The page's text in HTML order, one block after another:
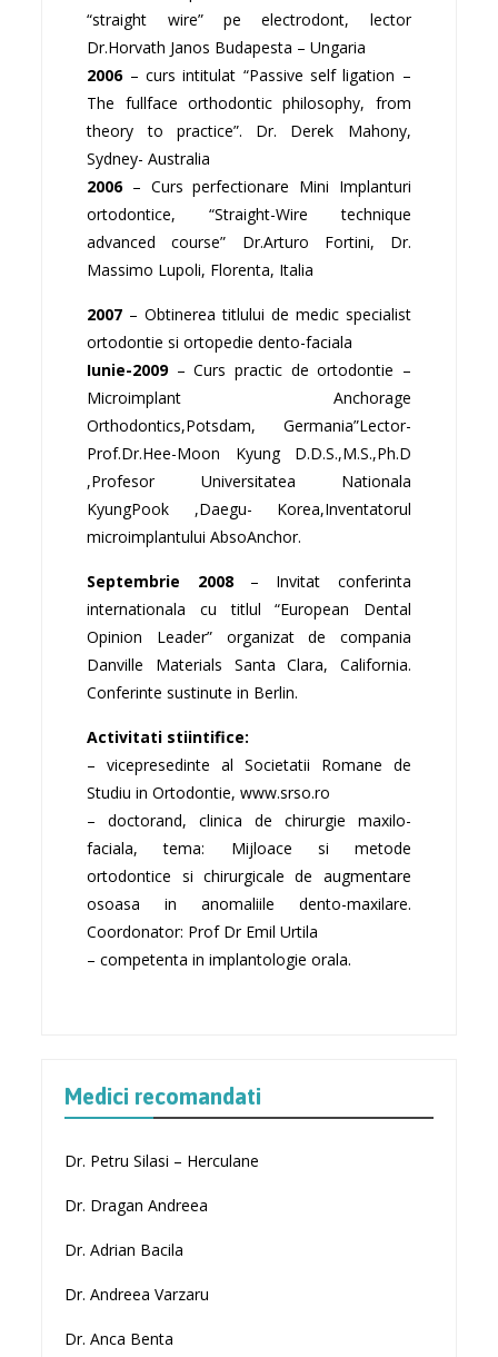
“straight wire” pe electrodont, lector
Dr.Horvath Janos Budapesta – Ungaria
2006– curs intitulat “Passive self ligation –
The fullface orthodontic philosophy, from
theory to practice”. Dr. Derek Mahony,
Sydney- Australia
2006– Curs perfectionare Mini Implanturi
ortodontice, “Straight-Wire technique
advanced course” Dr.Arturo Fortini, Dr.
Massimo Lupoli, Florenta, Italia
2007 – Obtinerea titlului de medic specialist
ortodontie si ortopedie dento-faciala
Iunie-2009– Curs practic de ortodontie –
Microimplant Anchorage
Orthodontics,Potsdam, Germania”Lector-
Prof.Dr.Hee-Moon Kyung D.D.S.,M.S.,Ph.D
,Profesor Universitatea Nationala
KyungPook ,Daegu- Korea,Inventatorul
microimplantului AbsoAnchor.
Septembrie 2008– Invitat conferinta
internationala cu titlul “European Dental
Opinion Leader” organizat de compania
Danville Materials Santa Clara, California.
Conferinte sustinute in Berlin.
Activitati stiintifice:
– vicepresedinte al Societatii Romane de
Studiu in Ortodontie, www.srso.ro
– doctorand, clinica de chirurgie maxilo-
faciala, tema: Mijloace si metode
ortodontice si chirurgicale de augmentare
osoasa in anomaliile dento-maxilare.
Coordonator: Prof Dr Emil Urtila
– competenta in implantologie orala.
Medici recomandati
Dr. Petru Silasi – Herculane
Dr. Dragan Andreea
Dr. Adrian Bacila
Dr. Andreea Varzaru
Dr. Anca Benta